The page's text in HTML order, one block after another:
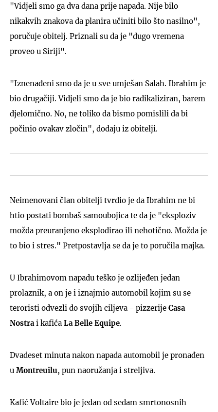
"Vidjeli smo ga dva dana prije napada. Nije bilo
nikakvih znakova da planira učiniti bilo što nasilno",
poručuje obitelj. Priznali su da je "dugo vremena
proveo u Siriji".
"Iznenađeni smo da je u sve umješan Salah. Ibrahim je
bio drugačiji. Vidjeli smo da je bio radikaliziran, barem
djelomično. No, ne toliko da bismo pomislili da bi
počinio ovakav zločin", dodaju iz obitelji.
Neimenovani član obitelji tvrdio je da Ibrahim ne bi
htio postati bombaš samoubojica te da je "eksploziv
možda preuranjeno eksplodirao ili nehotično. Možda je
to bio i stres." Pretpostavlja se da je to poručila majka.
U Ibrahimovom napadu teško je ozlijeđen jedan
prolaznik, a on je i iznajmio automobil kojim su se
teroristi odvezli do svojih ciljeva - pizzerije Casa
Nostra i kafića La Belle Equipe.
Dvadeset minuta nakon napada automobil je pronađen
u Montreuilu, pun naoružanja i streljiva.
Kafić Voltaire bio je jedan od sedam smrtonosnih